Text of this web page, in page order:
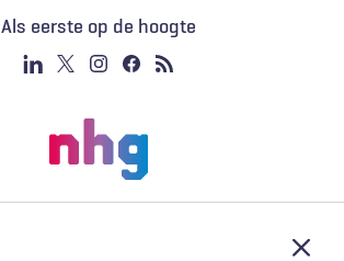
Als eerste op de hoogte